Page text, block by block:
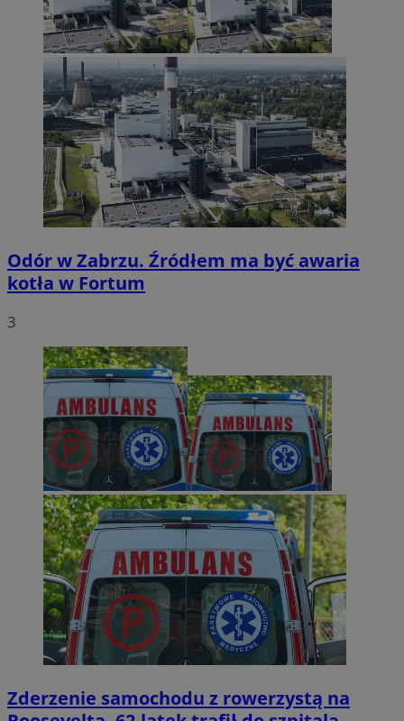
Odór w Zabrzu. Źródłem ma być awaria
kotła w Fortum
3
Zderzenie samochodu z rowerzystą na